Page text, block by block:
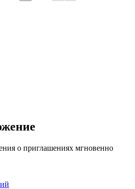
о приглашениях мгновенно